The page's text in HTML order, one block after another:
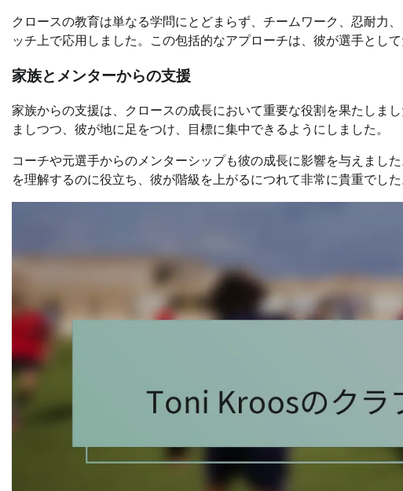
クロースの教育は単なる学問にとどまらず、チームワーク、忍耐力
ッチ上で応用しました。この包括的なアプローチは、彼が選手とし
家族とメンターからの支援
家族からの支援は、クロースの成長において重要な役割を果たしま
ましつつ、彼が地に足をつけ、目標に集中できるようにしました。
コーチや元選手からのメンターシップも彼の成長に影響を与えまし
を理解するのに役立ち、彼が階級を上がるにつれて非常に貴重でした